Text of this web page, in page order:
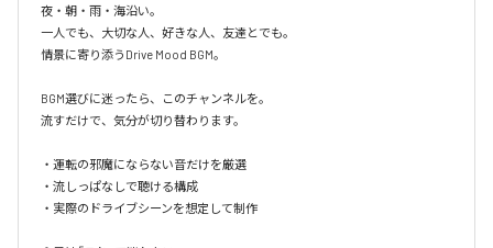
夜・朝・雨・海沿い。
一人でも、大切な人、好きな人、友達とでも。
情景に寄り添うDrive Mood BGM。
BGM選びに迷ったら、このチャンネルを。
流すだけで、気分が切り替わります。
・運転の邪魔にならない音だけを厳選
・流しっぱなしで聴ける構成
・実際のドライブシーンを想定して制作